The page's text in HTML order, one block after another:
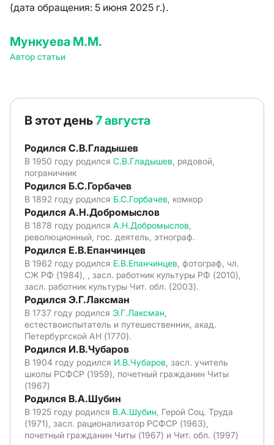
(дата обращения: 5 июня 2025 г.).
Мункуева М.М.
Автор статьи
В этот день7 августа
Родился С.В.Гладышев
В 1950 году родился С.В.Гладышев , рядовой,
пограничник
Родился Б.С.Горбачев
В 1892 году родился Б.С.Горбачев , комкор
Родился А.Н.Добромыслов
В 1878 году родился А.Н.Добромыслов
революционный, гос. деятель, этнограф.
Родился Е.В.Епанчинцев
В 1962 году родился Е.В.Епанчинцев , фотограф, чл.
СЖ РФ (1984), , засл. работник культуры РФ (2010),
засл. работник культуры Чит. обл. (2003).
Родился Э.Г.Лаксман
В 1737 году родился Э.Г.Лаксман
естествоиспытатель и путешественник, акад.
Петербургской АН (1770).
Родился И.В.Чубаров
В 1904 году родился И.В.Чубаров , засл. учитель
школы РСФСР (1959), почетный гражданин Читы
(1967)
Родился В.А.Шубин
В 1925 году родился В.А.Шубин , Герой Соц. Труда
(1971), засл. рационализатор РСФСР (1963),
почетный гражданин Читы (1967) и Чит. обл. (1997)